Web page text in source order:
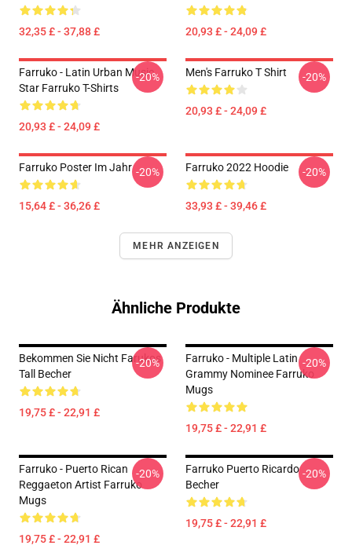
32,35 £ - 37,88 £ 20,93 £ - 24,09 £
Farruko - Latin Urban Music
Star Farruko T-Shirts
20,93 £ - 24,09 £
-20% Men's Farruko T Shirt
20,93 £ - 24,09 £
-20%
Farruko Poster Im Jahr
15,64 £ - 36,26 £
-20% Farruko 2022 Hoodie
33,93 £ - 39,46 £
-20%
MEHR ANZEIGEN
Ähnliche Produkte
Bekommen Sie Nicht Farukos
Tall Becher
19,75 £ - 22,91 £
-20%
Farruko - Multiple Latin
Grammy Nominee Farruko
Mugs
19,75 £ - 22,91 £
-20%
Farruko - Puerto Rican
Reggaeton Artist Farruko
Mugs
19,75 £ - 22,91 £
-20%
Farruko Puerto Ricardo
Becher
19,75 £ - 22,91 £
-20%